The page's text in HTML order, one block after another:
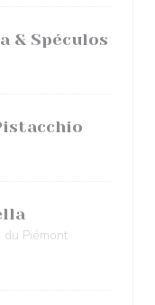
& Spéculos
Piémont